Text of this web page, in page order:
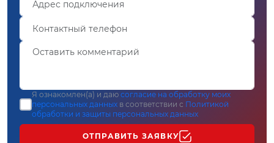
Я ознакомлен(а) и даю согласие на обработку моих
персональных данных в соответствии с Политикой
обработки и защиты персональных данных
ОТПРАВИТЬ ЗАЯВКУ